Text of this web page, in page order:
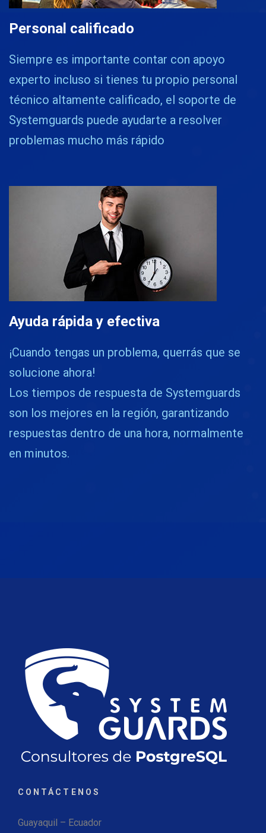
Personal calificado
Siempre es importante contar con apoyo
experto incluso si tienes tu propio personal
técnico altamente calificado, el soporte de
Systemguards puede ayudarte a resolver
problemas mucho más rápido
Ayuda rápida y efectiva
¡Cuando tengas un problema, querrás que se
solucione ahora!
Los tiempos de respuesta de Systemguards
son los mejores en la región, garantizando
respuestas dentro de una hora, normalmente
en minutos.
CONTÁCTENOS
Guayaquil – Ecuador